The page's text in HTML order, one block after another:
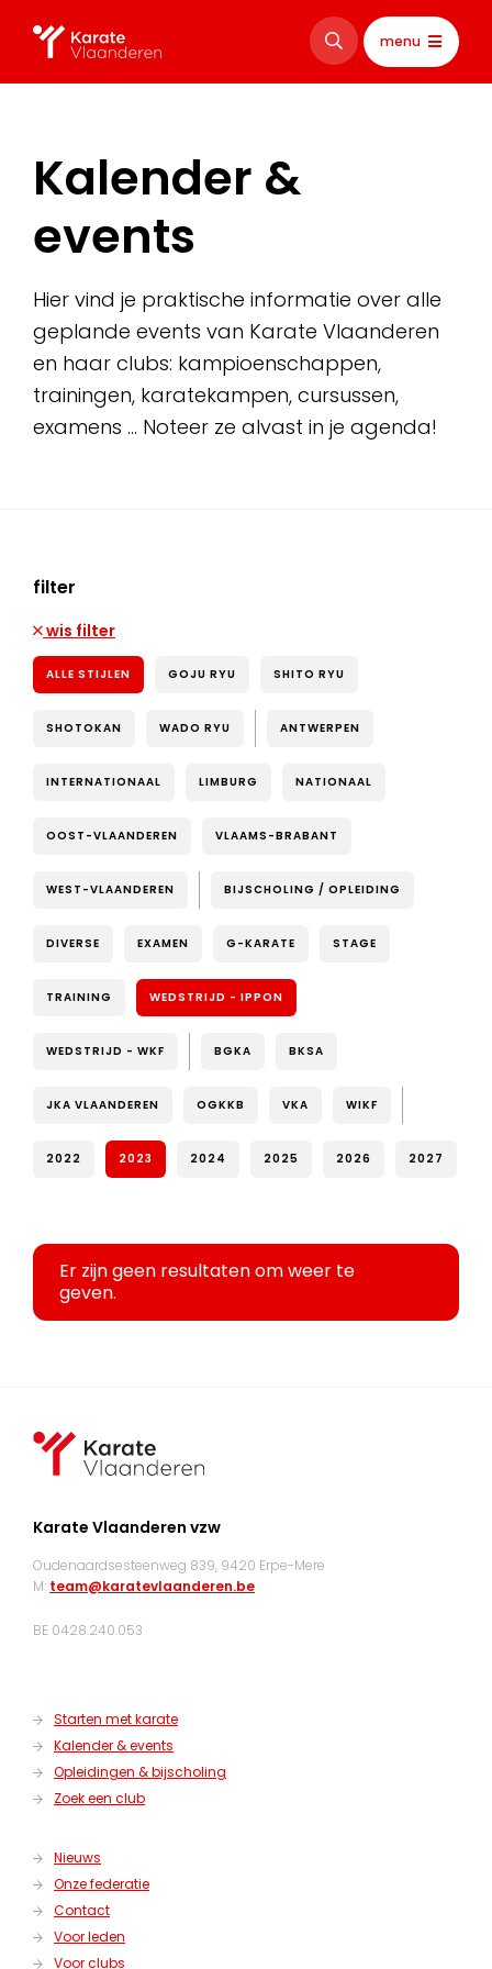
menu
Kalender &
events
Hier vind je praktische informatie over alle
geplande events van Karate Vlaanderen
en haar clubs: kampioenschappen,
trainingen, karatekampen, cursussen,
examens … Noteer ze alvast in je agenda!
filter
wis filter
ALLE STIJLEN GOJU RYU SHITO RYU
SHOTOKAN WADO RYU ANTWERPEN
INTERNATIONAAL LIMBURG NATIONAAL
OOST-VLAANDEREN VLAAMS-BRABANT
WEST-VLAANDEREN BIJSCHOLING / OPLEIDING
DIVERSE EXAMEN G-KARATE STAGE
TRAINING WEDSTRIJD - IPPON
WEDSTRIJD - WKF BGKA BKSA
JKA VLAANDEREN OGKKB VKA WIKF
2022 2023 2024 2025 2026 2027
Er zijn geen resultaten om weer te
geven.
Karate Vlaanderen vzw
Oudenaardsesteenweg 839, 9420 Erpe-Mere
M: team@karatevlaanderen.be
BE 0428.240.053
Starten met karate
Kalender & events
Opleidingen & bijscholing
Zoek een club
Nieuws
Onze federatie
Contact
Voor leden
Voor clubs